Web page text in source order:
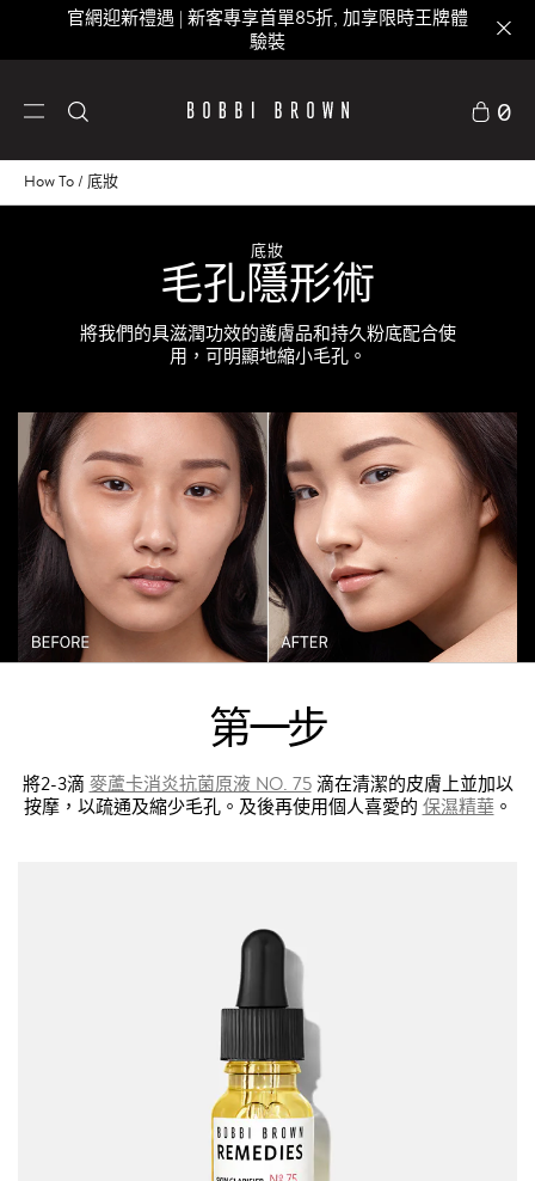
官網迎新禮遇 | 新客專享首單85折, 加享限時王牌體
驗裝
0
How To 底妝
底妝
毛孔隱形術
將我們的具滋潤功效的護膚品和持久粉底配合使
用，可明顯地縮小毛孔。
第一步
將2-3滴 麥蘆卡消炎抗菌原液 NO. 75滴在清潔的皮膚上並加以
按摩，以疏通及縮少毛孔。及後再使用個人喜愛的 保濕精華。